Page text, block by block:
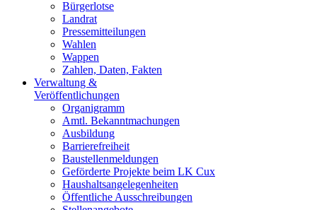
Bürgerlotse
Landrat
Pressemitteilungen
Wahlen
Wappen
Zahlen, Daten, Fakten
Verwaltung &
Veröffentlichungen
Organigramm
Amtl. Bekanntmachungen
Ausbildung
Barrierefreiheit
Baustellenmeldungen
Geförderte Projekte beim LK Cux
Haushaltsangelegenheiten
Öffentliche Ausschreibungen